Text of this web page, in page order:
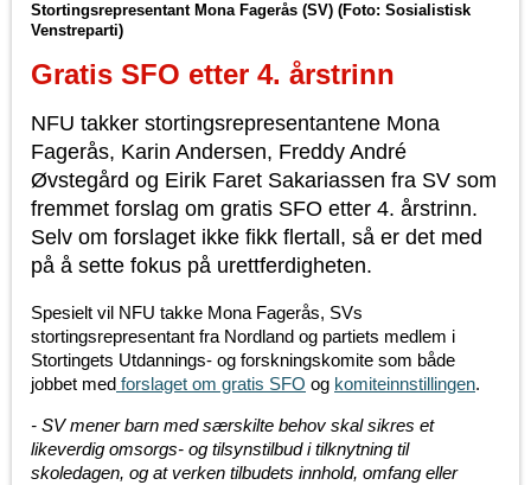
Stortingsrepresentant Mona Fagerås (SV) (Foto: Sosialistisk
Venstreparti)
Gratis SFO etter 4. årstrinn
NFU takker stortingsrepresentantene Mona
Fagerås, Karin Andersen, Freddy André
Øvstegård og Eirik Faret Sakariassen fra SV som
fremmet forslag om gratis SFO etter 4. årstrinn.
Selv om forslaget ikke fikk flertall, så er det med
på å sette fokus på urettferdigheten.
Spesielt vil NFU takke Mona Fagerås, SVs
stortingsrepresentant fra Nordland og partiets medlem i
Stortingets Utdannings- og forskningskomite som både
jobbet med forslaget om gratis SFO og komiteinnstillingen.
- SV mener barn med særskilte behov skal sikres et
likeverdig omsorgs- og tilsynstilbud i tilknytning til
skoledagen, og at verken tilbudets innhold, omfang eller